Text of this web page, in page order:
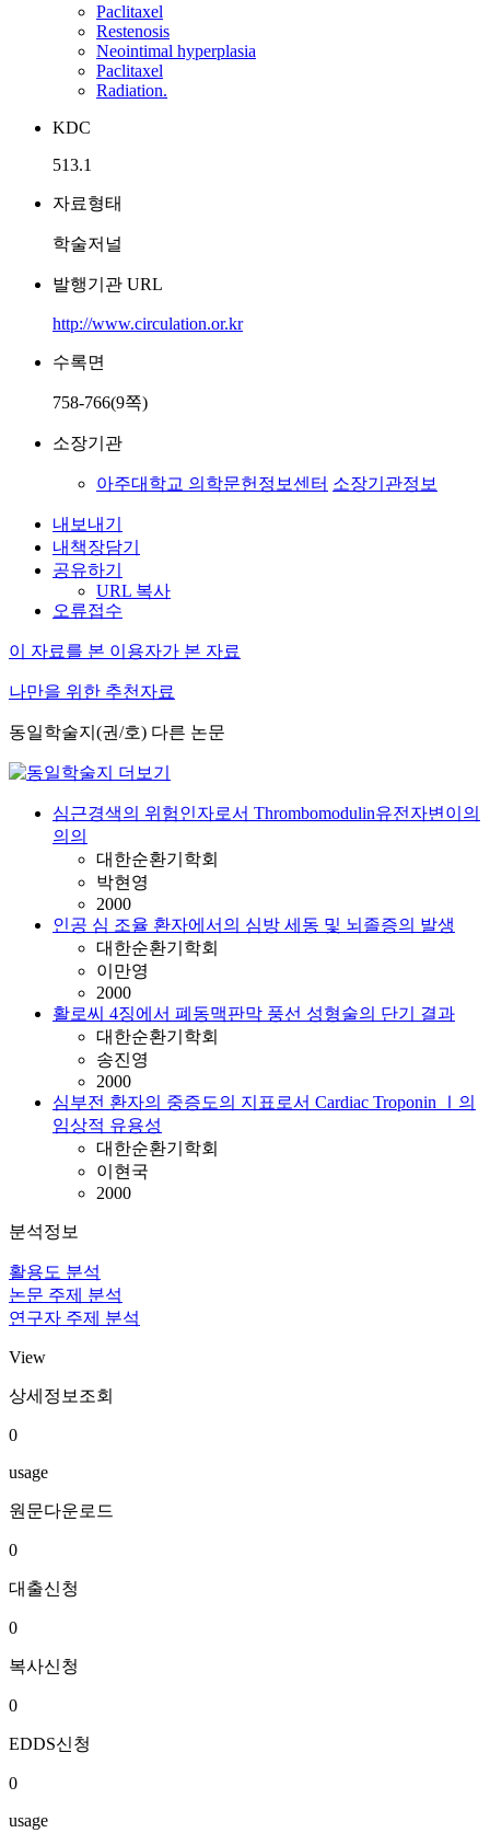
Paclitaxel
Restenosis
Neointimal hyperplasia
Paclitaxel
Radiation.
KDC
513.1
자료형태
학술저널
발행기관 URL
http://www.circulation.or.kr
수록면
758-766(9쪽)
소장기관
아주대학교 의학문헌정보센터 소장기관정보
내보내기
내책장담기
공유하기
URL 복사
오류접수
이 자료를 본 이용자가 본 자료
나만을 위한 추천자료
동일학술지(권/호) 다른 논문
심근경색의 위험인자로서 Thrombomodulin유전자변이의
의의
대한순환기학회
박현영
2000
인공 심 조율 환자에서의 심방 세동 및 뇌졸증의 발생
대한순환기학회
이만영
2000
활로씨 4징에서 폐동맥판막 풍선 성형술의 단기 결과
대한순환기학회
송진영
2000
심부전 환자의 중증도의 지표로서 Cardiac Troponin Ⅰ의
임상적 유용성
대한순환기학회
이현국
2000
분석정보
활용도 분석
논문 주제 분석
연구자 주제 분석
View
상세정보조회
0
usage
원문다운로드
0
대출신청
0
복사신청
0
EDDS신청
0
usage